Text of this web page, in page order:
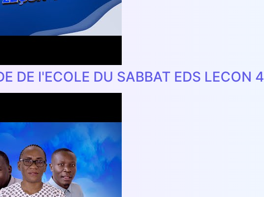
DE l'ECOLE DU SABBAT EDS LECON 4